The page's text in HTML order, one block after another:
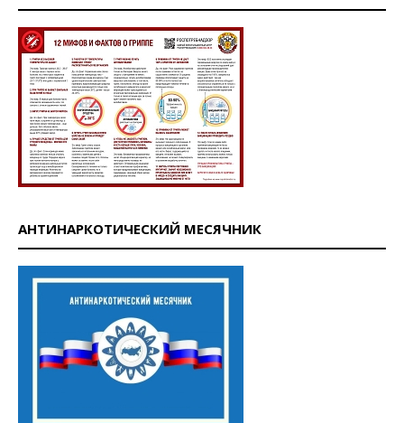
АНТИНАРКОТИЧЕСКИЙ МЕСЯЧНИК